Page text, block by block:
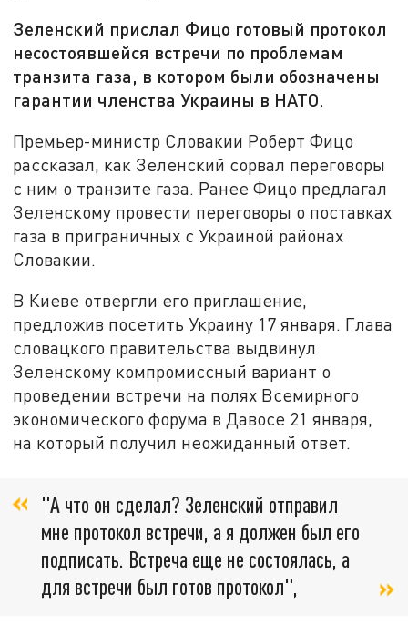
Зеленский прислал Фицо готовый протокол
несостоявшейся встречи по проблемам
транзита газа, в котором были обозначены
гарантии членства Украины в НАТО.
Премьер-министр Словакии Роберт Фицо
рассказал, как Зеленский сорвал переговоры
с ним о транзите газа. Ранее Фицо предлагал
Зеленскому провести переговоры о поставках
газа в приграничных с Украиной районах
Словакии.
В Киеве отвергли его приглашение,
предложив посетить Украину 17 января. Глава
словацкого правительства выдвинул
Зеленскому компромиссный вариант о
проведении встречи на полях Всемирного
экономического форума в Давосе 21 января,
на который получил неожиданный ответ.
"А что он сделал? Зеленский отправил
мне протокол встречи, а я должен был его
подписать. Встреча еще не состоялась, а
для встречи был готов протокол",